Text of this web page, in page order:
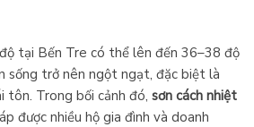
tại Bến Tre có thể lên đến 36–38 độ
sống trở nên ngột ngạt, đặc biệt là
tôn. Trong bối cảnh đó, sơn cách nhiệt
được nhiều hộ gia đình và doanh